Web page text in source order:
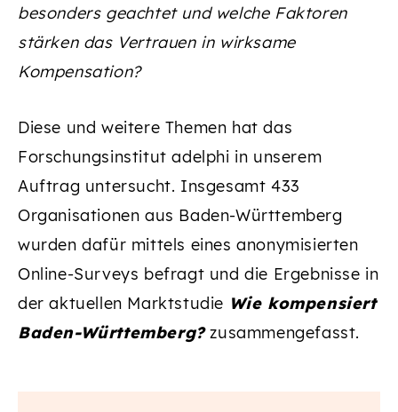
besonders geachtet und welche Faktoren
stärken das Vertrauen in wirksame
Kompensation?
Diese und weitere Themen hat das
Forschungsinstitut adelphi in unserem
Auftrag untersucht. Insgesamt 433
Organisationen aus Baden-Württemberg
wurden dafür mittels eines anonymisierten
Online-Surveys befragt und die Ergebnisse in
der aktuellen Marktstudie Wie kompensiert
Baden-Württemberg?zusammengefasst.